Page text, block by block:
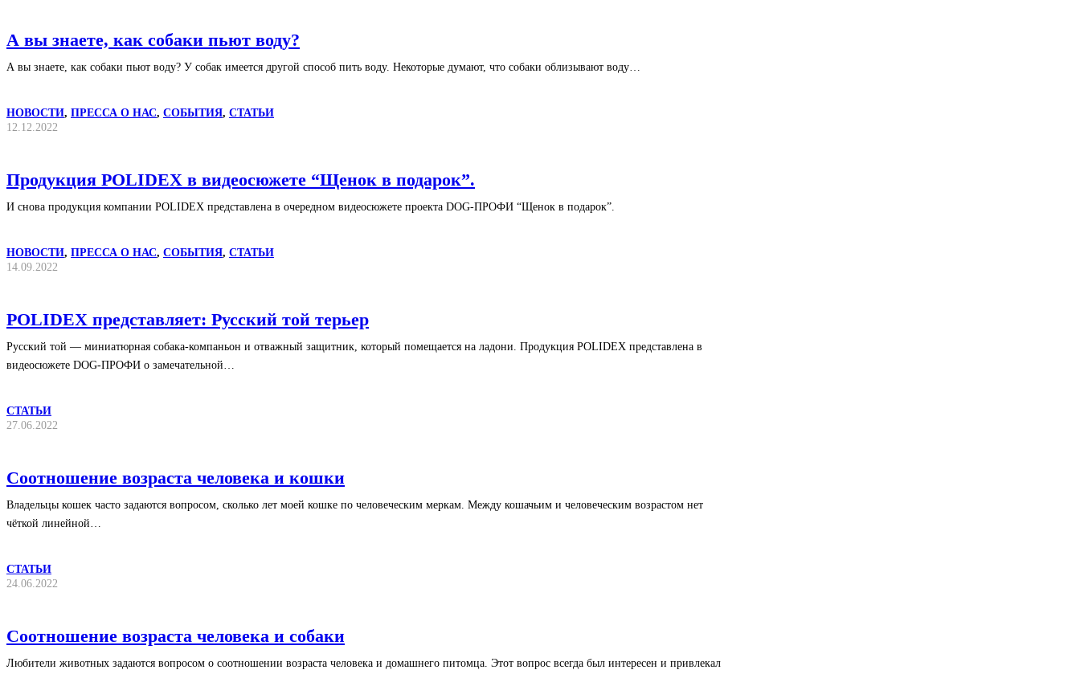
А вы знаете, как собаки пьют воду?
А вы знаете, как собаки пьют воду? У собак имеется другой способ пить воду. Некоторые думают, что собаки облизывают воду…
НОВОСТИ, ПРЕССА О НАС, СОБЫТИЯ, СТАТЬИ
12.12.2022
Продукция POLIDEX в видеосюжете “Щенок в подарок”.
И снова продукция компании POLIDEX представлена в очередном видеосюжете проекта DOG-ПРОФИ “Щенок в подарок”.
НОВОСТИ, ПРЕССА О НАС, СОБЫТИЯ, СТАТЬИ
14.09.2022
POLIDEX представляет: Русский той терьер
Русский той — миниатюрная собака-компаньон и отважный защитник, который помещается на ладони. Продукция POLIDEX представлена в
видеосюжете DOG-ПРОФИ о замечательной…
СТАТЬИ
27.06.2022
Соотношение возраста человека и кошки
Владельцы кошек часто задаются вопросом, сколько лет моей кошке по человеческим меркам. Между кошачьим и человеческим возрастом нет
чёткой линейной…
СТАТЬИ
24.06.2022
Соотношение возраста человека и собаки
Любители животных задаются вопросом о соотношении возраста человека и домашнего питомца. Этот вопрос всегда был интересен и привлекал